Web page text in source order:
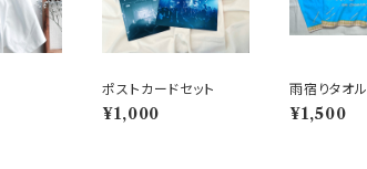
ポストカードセット
¥1,000
雨宿りタオル
¥1,500